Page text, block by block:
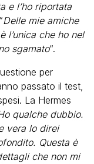
e l’ho riportata
Delle mie amiche
l’unica che ho nel
sgamato“.
per
passato il test,
La Hermes
qualche dubbio.
vera lo direi
Questa è
che non mi